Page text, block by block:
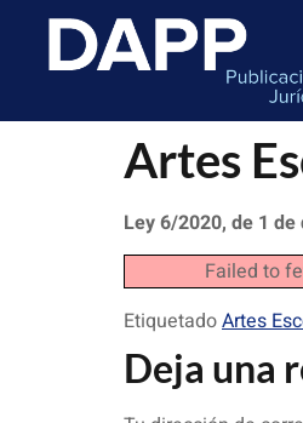
Artes
Ley 6/2020, de 1
Failed to
EtiquetadoArtes
Deja una